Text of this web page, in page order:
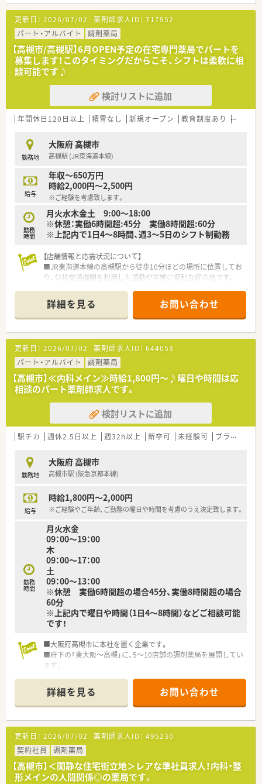
【募集背景と求める人物像について】
■欠員補充に伴う急募案件のため、地域医療に貢献したい意欲の
ある方を年齢や経験を問わず幅広く募集しています。
■在宅医療にも注力しているため、施設や居宅への訪問業務に前
向きに取り組んでいただける方を求めています。
■周囲とのコミュニケーションを大切にし、アットホームな職場
で長く腰を据えて働きたい方に最適な環境です。
【法人特徴について】
■大阪府と京都府の北摂・京阪エリアを中心に10店舗以上をド
ミナント展開している安定した経営基盤の会社です。
ため、風通しが良く社員を大切にする社風があります。
■地域密着型のマンツーマン店舗を多く展開しており、患者様の
家族各世代から頼られる薬局作りを推進しています。
【勤務実態について】
■残業代は1分単位で全額支給される仕組みが整っており、サー
ビス残業が発生しないため安心して勤務できます。
■有給休暇の取得率は100％を誇っており、ワークライフバラン
スを重視して働きたい方に大変おすすめの職場です。
■ラストの勤務時間は20時過ぎ頃となるため、極端に帰宅が遅
更新日： 2026/07/02 薬剤師求人ID： 717952
パート・アルバイト
調剤薬局
【高槻市/高槻駅】6月OPEN予定の在宅専門薬局でパートを
募集します！このタイミングだからこそ、シフトは柔軟に相
談可能です♪
検討リストに追加
年間休日120日以上 積雪なし 新規オープン 教育制度あり シフト
勤務地
大阪府 高槻市
高槻駅 (JR東海道本線)
給与
年収～650万円
時給2,000円～2,500円
※ご経験を考慮致します。
勤務
時間
月火水木金土 9:00～18:00
※休憩：実働6時間超:45分 実働8時間超:60分
※上記内で1日4～8時間、週3～5日のシフト制勤務
【店舗情報と応需状況について】
■JR東海道本線の高槻駅から徒歩10分ほどの場所に位置してお
り、公共交通機関を利用した通勤が非常に便利な好立地です。
おり、外来対応とは異なる専門性の高い応需状況となっていま
す。
■薬剤師は正社員2名とパート1名の計3名が在籍しており、常時
2名体制を維持することで無理のない業務運営を行っています。
【募集背景と求める人物像について】
■在宅業務の拡大に伴う組織体制強化のための増員募集であり、
現場をリードしていただける経験者の方を急募しております。
■居宅や施設への訪問が中心となるため、普通自動車運転免許を
保有し、運転業務をマストで対応できる方を求めています。
■指示されたことだけでなく、会社への貢献を考えて自ら主体的
に動ける方であれば、年齢を問わず正当に評価される環境です。
【法人特徴について】
ており、地域医療と介護の連携を強みとしている法人です。
■代表自身が現役の薬剤師として現場に立っているため、現場の
課題や意見が経営層にダイレクトに届く風通しの良さがありま
■「会社に貢献する人材には最高の評価と待遇を」という理念を
掲げており、個人の頑張りがしっかりと還元される仕組みです。
詳細を見る お問い合わせ
更新日： 2026/07/02 薬剤師求人ID： 644053
パート・アルバイト
調剤薬局
【高槻市】≪内科メイン≫時給1,800円～♪曜日や時間は応
相談のパート薬剤師求人です。
検討リストに追加
駅チカ 週休2.5日以上 週32h以上 新卒可 未経験可 ブランク可
勤務地
大阪府 高槻市
高槻市駅 (阪急京都本線)
給与
時給1,800円～2,000円
※ご経験やご年齢、ご勤務の曜日や時間を考慮のうえ決定致します。
勤務
時間
月火水金
09：00～19：00
木
09：00～17：00
土
09：00～13：00
※休憩 実働6時間超の場合45分、実働8時間超の場合
60分
※上記内で曜日や時間（1日4～8時間）などご相談可能
です！
■大阪府高槻市に本社を置く企業です。
■府下の「東大阪～高槻」に、5～10店舗の調剤薬局を展開してい
ます。
詳細を見る お問い合わせ
更新日： 2026/07/02 薬剤師求人ID： 495230
契約社員
調剤薬局
【高槻市】＜閑静な住宅街立地＞レアな準社員求人！内科・整
形メインの人間関係◎の薬局です。